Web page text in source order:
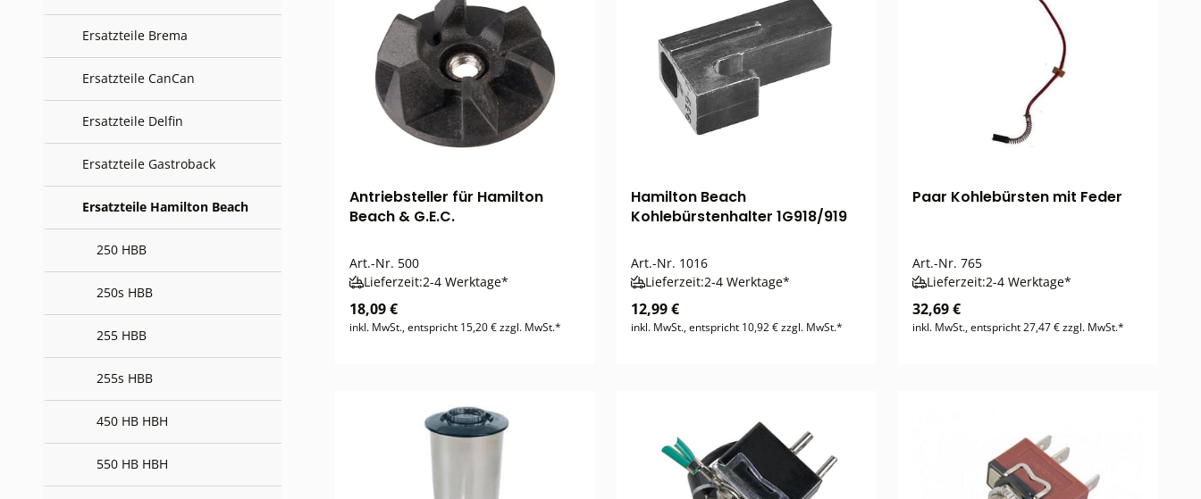
Ersatzteile Brema
Ersatzteile CanCan
Ersatzteile Delfin
Ersatzteile Gastroback
Ersatzteile Hamilton Beach
250 HBB
250s HBB
255 HBB
255s HBB
450 HB HBH
550 HB HBH
Antriebsteller für Hamilton
Beach & G.E.C.
Art.-Nr. 500
Lieferzeit:2-4 Werktage*
18,09 €
inkl. MwSt., entspricht 15,20 € zzgl. MwSt.*
Hamilton Beach
Kohlebürstenhalter 1G918/919
Art.-Nr. 1016
Lieferzeit:2-4 Werktage*
12,99 €
inkl. MwSt., entspricht 10,92 € zzgl. MwSt.*
Paar Kohlebürsten mit Feder
Art.-Nr. 765
Lieferzeit:2-4 Werktage*
32,69 €
inkl. MwSt., entspricht 27,47 € zzgl. MwSt.*